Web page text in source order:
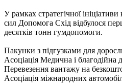
У рамках стратегічної
сил Допомога Схід відбулося
десятків тонн гумдопомоги.
Пакунки з підгузками для
Асоціація Медична і благодійна
Перевезення вантажу на
Асоціація міжнародних